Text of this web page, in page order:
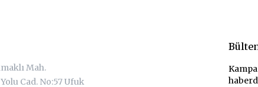
Mah.
Cad. No:57 Ufuk